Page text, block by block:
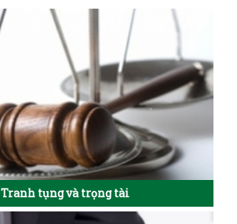
Tranh tụng và trọng tài